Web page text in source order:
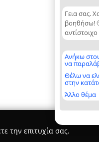
Γεια σας.
βοηθήσω!
Ανήκω
να
Θέλω να
στην
Άλλο θέμα
την επιτυχία σας.